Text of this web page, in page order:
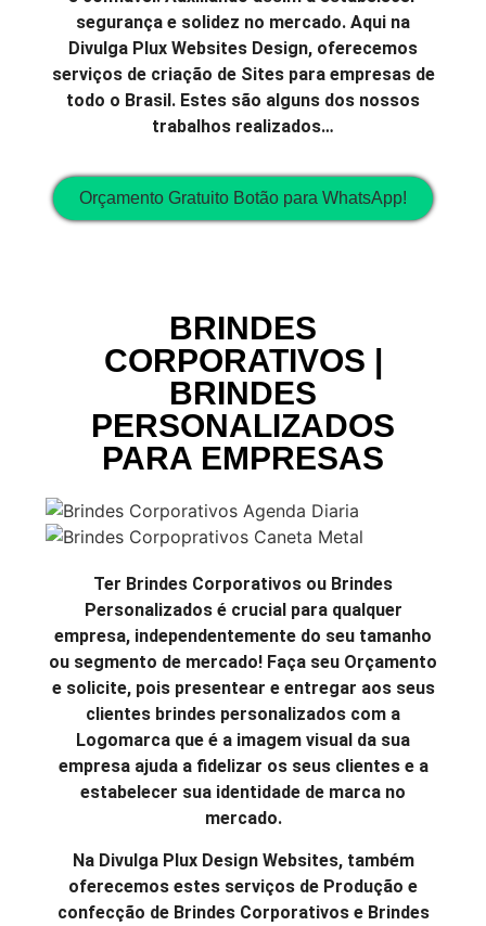
segurança e solidez no mercado. Aqui na
Divulga Plux Websites Design, oferecemos
serviços de criação de Sites para empresas de
todo o Brasil. Estes são alguns dos nossos
trabalhos realizados…
Orçamento Gratuito Botão para WhatsApp!
BRINDES
CORPORATIVOS |
BRINDES
PERSONALIZADOS
PARA EMPRESAS
Ter Brindes Corporativos ou Brindes
Personalizados é crucial para qualquer
empresa, independentemente do seu tamanho
ou segmento de mercado! Faça seu Orçamento
e solicite, pois presentear e entregar aos seus
clientes brindes personalizados com a
Logomarca que é a imagem visual da sua
empresa ajuda a fidelizar os seus clientes e a
estabelecer sua identidade de marca no
mercado.
Na Divulga Plux Design Websites, também
oferecemos estes serviços de Produção e
confecção de Brindes Corporativos e Brindes